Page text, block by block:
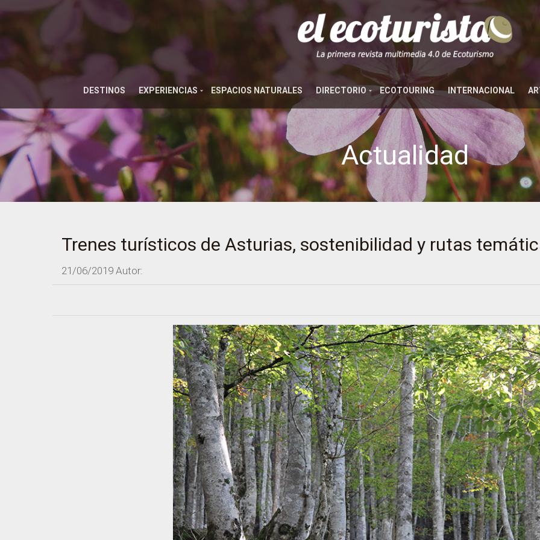
DESTINOS EXPERIENCIAS ESPACIOS NATURALES DIRECTORIO ECOTOURING INTERNACIONAL
Actualidad
Trenes turísticos de Asturias, sostenibilidad y rutas
21/06/2019 Autor: